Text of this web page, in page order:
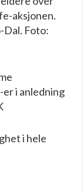
aksjonen.
Dal. Foto:
i anledning
i hele